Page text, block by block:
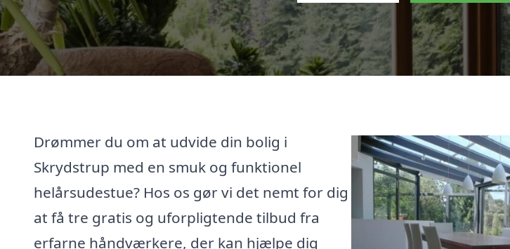
Drømmer du om at udvide din bolig i
Skrydstrup med en smuk og funktionel
helårsudestue? Hos os gør vi det nemt for dig
at få tre gratis og uforpligtende tilbud fra
erfarne håndværkere, der kan hjælpe dig